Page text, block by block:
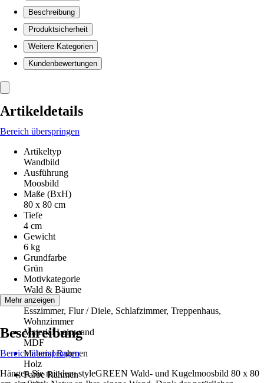
Beschreibung
Produktsicherheit
Weitere Kategorien
Kundenbewertungen
Artikeldetails
Bereich überspringen
Artikeltyp
Wandbild
Ausführung
Moosbild
Maße (BxH)
80 x 80 cm
Tiefe
4 cm
Gewicht
6 kg
Grundfarbe
Grün
Motivkategorie
Wald & Bäume
Räume
Esszimmer, Flur / Diele, Schlafzimmer, Treppenhaus,
Wohnzimmer
Material Leinwand
MDF
Material Rahmen
Holz
Farbe Rahmen
Mehr anzeigen
Beschreibung
Bereich überspringen
Hängen Sie mit dem styleGREEN Wald- und Kugelmoosbild 80 x 80